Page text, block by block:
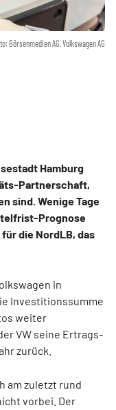
Börsenmedien AG, Volkswagen AG
Hamburg
Partnerschaft,
sind. Wenige Tage
Prognose
die NordLB, das
in
Investitionssumme
weiter
VW seine Ertrags-
zurück.
am zuletzt rund
vorbei. Der